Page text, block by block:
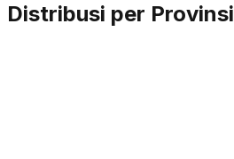
Distribusi per Provinsi